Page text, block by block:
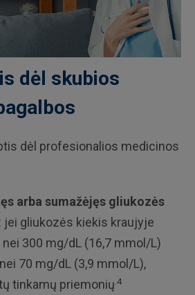
dėl skubios
dėl profesionalios medicinos
arba sumažėjęs gliukozės
: jei gliukozės kiekis kraujyje
300 mg/dL (16,7 mmol/L)
70 mg/dL (3,9 mmol/L),
tinkamų priemonių .4